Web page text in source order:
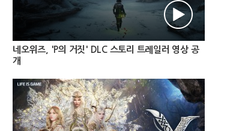
네오위즈, 'P의 거짓' DLC 스토리 트레일러 영상 공
개